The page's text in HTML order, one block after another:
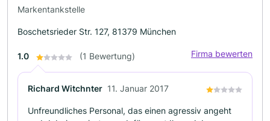
Markentankstelle
Boschetsrieder Str. 127, 81379 München
1.0 (1 Bewertung) Firma bewerten
Richard Witchnter 11. Januar 2017
Unfreundliches Personal, das einen agressiv angeht